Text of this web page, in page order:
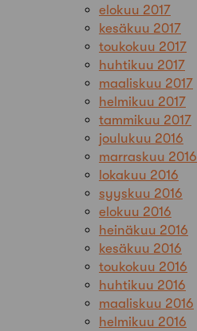
elokuu 2017
kesäkuu 2017
toukokuu 2017
huhtikuu 2017
maaliskuu 2017
helmikuu 2017
tammikuu 2017
joulukuu 2016
marraskuu 2016
lokakuu 2016
syyskuu 2016
elokuu 2016
heinäkuu 2016
kesäkuu 2016
toukokuu 2016
huhtikuu 2016
maaliskuu 2016
helmikuu 2016